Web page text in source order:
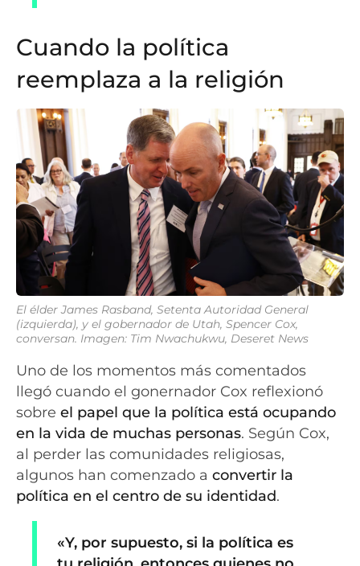
Cuando la política
reemplaza a la religión
El élder James Rasband, Setenta Autoridad General
(izquierda), y el gobernador de Utah, Spencer Cox,
conversan. Imagen: Tim Nwachukwu, Deseret News
Uno de los momentos más comentados
llegó cuando el gonernador Cox reflexionó
sobre el papel que la política está ocupando
en la vida de muchas personas. Según Cox,
al perder las comunidades religiosas,
algunos han comenzado a convertir la
política en el centro de su identidad.
«Y, por supuesto, si la política es